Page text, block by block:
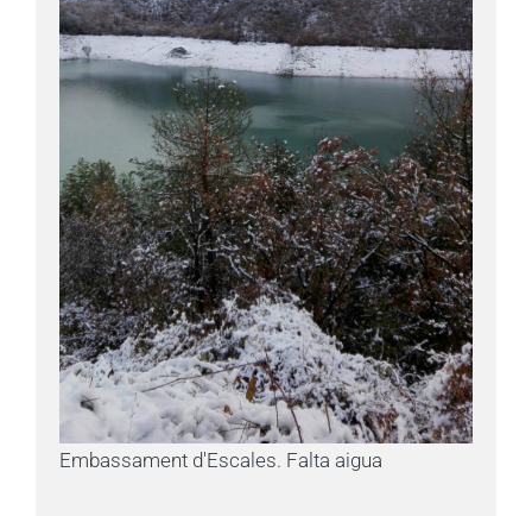
Embassament d'Escales. Falta aigua